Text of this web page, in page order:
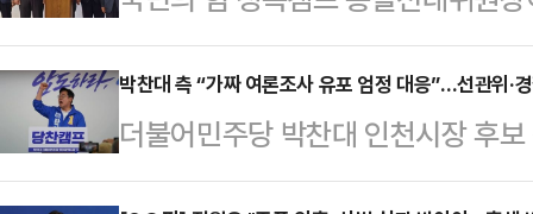
정상 의무 불이행…
판했다.장 위원장은 "북한 인권은
은 김정은이 바라는 대로 '북향민'
현황도, 유엔안전보장이사회 대북
"이재명은 헌법을 …
관련해 “배후와 책임 소재를 대통
다.정 위원장은 19일 캠프에서 기
란이 하나같이 같은 방식으로 반복
재외동포청 이전 논란, 인천공항공
박찬대 측 “가짜 여론조사 유포 엄정 대응”…선관위·
더불어민주당 박찬대 인천시장 후
른바 ‘가짜 여론조사’ 이미지에 대